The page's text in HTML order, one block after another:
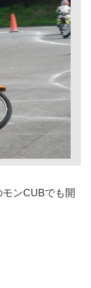
ンCUBでも開